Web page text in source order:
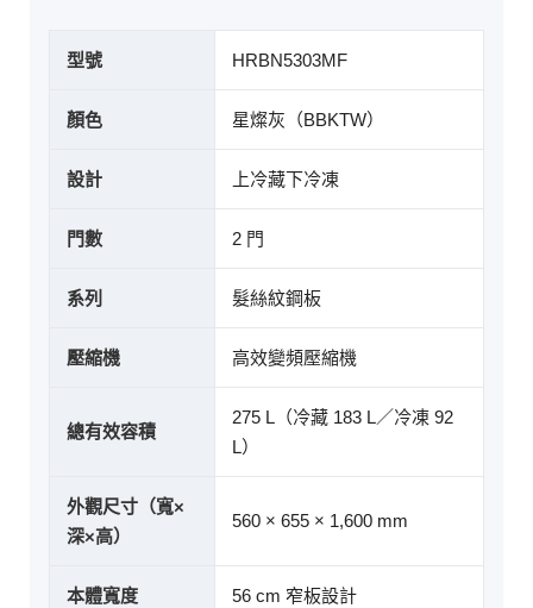
型號 HRBN5303MF
顏色 星燦灰（BBKTW）
設計 上冷藏下冷凍
門數 2 門
系列 髮絲紋鋼板
壓縮機 高效變頻壓縮機
總有效容積
275 L（冷藏 183 L／冷凍 92
L）
外觀尺寸（寬×
深×高）
560 × 655 × 1,600 mm
本體寬度 56 cm 窄板設計